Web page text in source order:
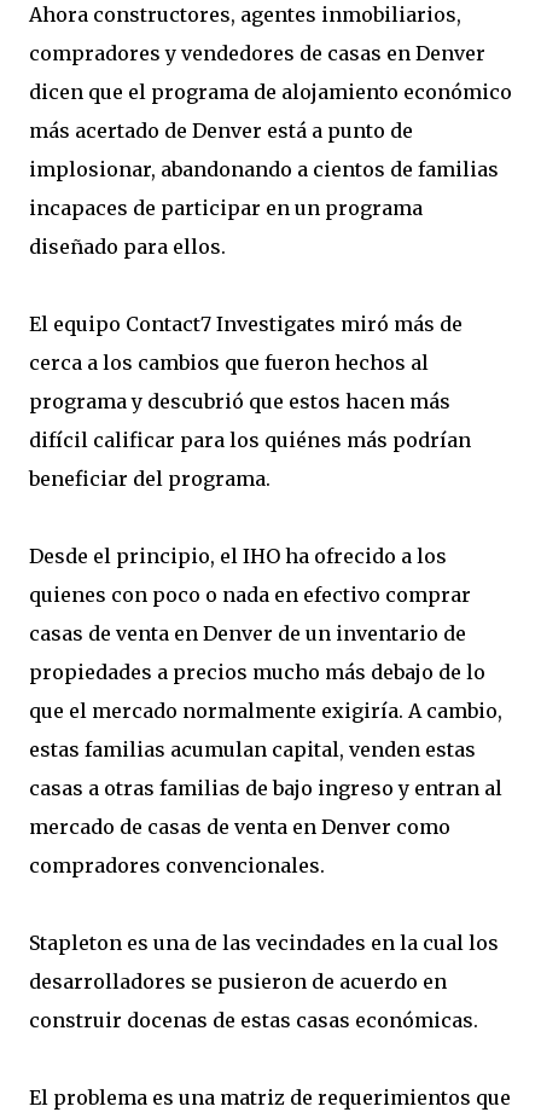
Ahora constructores, agentes inmobiliarios,
compradores y vendedores de casas en Denver
dicen que el programa de alojamiento económico
más acertado de Denver está a punto de
implosionar, abandonando a cientos de familias
incapaces de participar en un programa
diseñado para ellos.
El equipo Contact7 Investigates miró más de
cerca a los cambios que fueron hechos al
programa y descubrió que estos hacen más
difícil calificar para los quiénes más podrían
beneficiar del programa.
Desde el principio, el IHO ha ofrecido a los
quienes con poco o nada en efectivo comprar
casas de venta en Denver de un inventario de
propiedades a precios mucho más debajo de lo
que el mercado normalmente exigiría. A cambio,
estas familias acumulan capital, venden estas
casas a otras familias de bajo ingreso y entran al
mercado de casas de venta en Denver como
compradores convencionales.
Stapleton es una de las vecindades en la cual los
desarrolladores se pusieron de acuerdo en
construir docenas de estas casas económicas.
El problema es una matriz de requerimientos que